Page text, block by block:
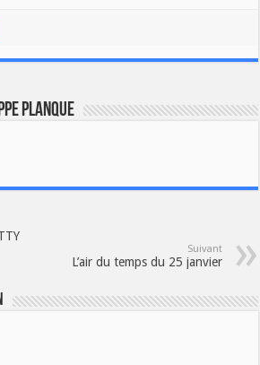
Planque
Suivant
L’air du temps du 25 janvier